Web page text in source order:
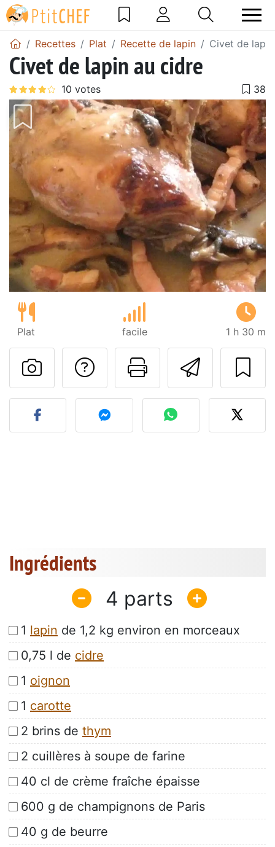
Recettes Plat Recette de lapin Civet de
Civet de lapin au cidre
Plat facile 1 h 30 m
Imprimer
Poser une
Publier votre photo de
Ingrédients
4
1 lapin de 1,2 kg environ en morceaux
0,75 l de cidre
1 oignon
1 carotte
2 brins de thym
2 cuillères à soupe de farine
40 cl de crème fraîche épaisse
600 g de champignons de Paris
40 g de beurre